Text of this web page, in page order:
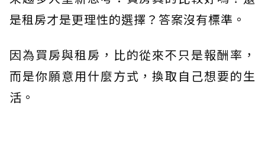
是租房才是更理性的選擇？答案沒有標準。
因為買房與租房，比的從來不只是報酬率，
而是你願意用什麼方式，換取自己想要的生
活。